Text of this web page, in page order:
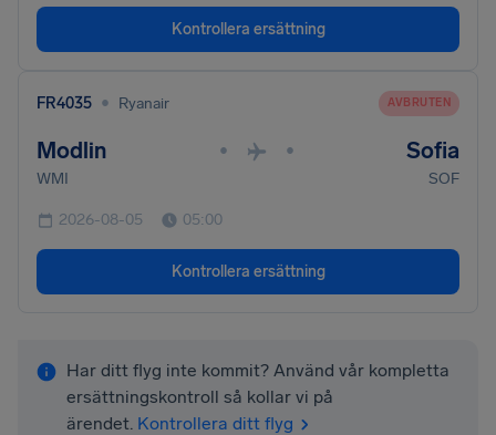
Kontrollera ersättning
FR4035 • Ryanair AVBRUTEN
Modlin • • Sofia
WMI SOF
2026-08-05 05:00
Kontrollera ersättning
Har ditt flyg inte kommit? Använd vår kompletta
ersättningskontroll så kollar vi på
ärendet. Kontrollera ditt flyg